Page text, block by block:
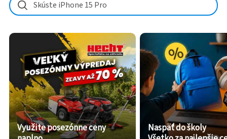
Skúste iPhone 15 Pro
Využite posezónne ceny
Naspäť do školy